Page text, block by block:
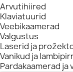
Arvutihiired
Klaviatuurid
Veebikaamerad
Valgustus
Laserid ja
Vanikud ja
Pardakaamerad ja